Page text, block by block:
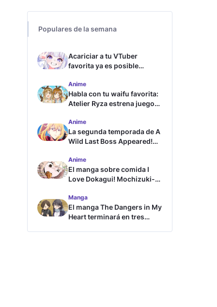
Populares de la semana
Acariciar a tu VTuber
favorita ya es posible
Anime
Habla con tu waifu favorita:
Atelier Ryza estrena juego
Anime
La segunda temporada de A
Wild Last Boss Appeared!
estreno
Anime
El manga sobre comida I
Love Dokagui! Mochizuki-
anime
Manga
El manga The Dangers in My
Heart terminará en tres